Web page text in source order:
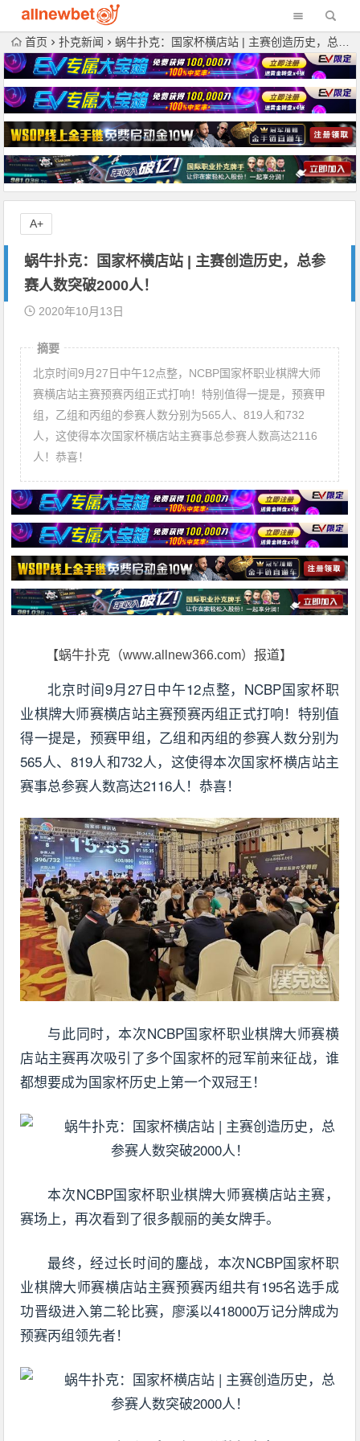
首页 扑克新闻 蜗牛扑克：国家杯横店站 | 主赛创造历史，总参赛人数突破2000人！
蜗牛扑克：国家杯横店站 | 主赛创造历史，总参
赛人数突破2000人！
2020年10月13日
摘要
北京时间9月27日中午12点整，NCBP国家杯职业棋牌大师
赛横店站主赛预赛丙组正式打响！特别值得一提是，预赛甲
组，乙组和丙组的参赛人数分别为565人、819人和732
人，这使得本次国家杯横店站主赛事总参赛人数高达2116
人！恭喜！
【蜗牛扑克（www.allnew366.com）报道】
北京时间9月27日中午12点整，NCBP国家杯职
业棋牌大师赛横店站主赛预赛丙组正式打响！特别值
得一提是，预赛甲组，乙组和丙组的参赛人数分别为
565人、819人和732人，这使得本次国家杯横店站主
赛事总参赛人数高达2116人！恭喜！
与此同时，本次NCBP国家杯职业棋牌大师赛横
店站主赛再次吸引了多个国家杯的冠军前来征战，谁
都想要成为国家杯历史上第一个双冠王！
本次NCBP国家杯职业棋牌大师赛横店站主赛，
赛场上，再次看到了很多靓丽的美女牌手。
最终，经过长时间的鏖战，本次NCBP国家杯职
业棋牌大师赛横店站主赛预赛丙组共有195名选手成
功晋级进入第二轮比赛，廖溪以418000万记分牌成为
预赛丙组领先者！
A+